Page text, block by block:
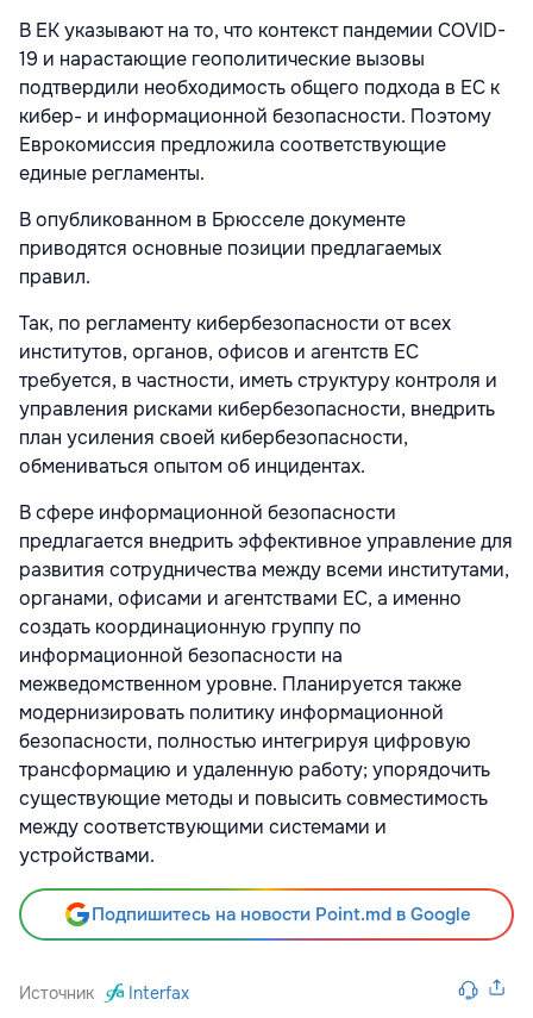
В ЕК указывают на то, что контекст пандемии COVID-
19 и нарастающие геополитические вызовы
подтвердили необходимость общего подхода в ЕС к
кибер- и информационной безопасности. Поэтому
Еврокомиссия предложила соответствующие
единые регламенты.
В опубликованном в Брюсселе документе
приводятся основные позиции предлагаемых
правил.
Так, по регламенту кибербезопасности от всех
институтов, органов, офисов и агентств ЕС
требуется, в частности, иметь структуру контроля и
управления рисками кибербезопасности, внедрить
план усиления своей кибербезопасности,
обмениваться опытом об инцидентах.
В сфере информационной безопасности
предлагается внедрить эффективное управление для
развития сотрудничества между всеми институтами,
органами, офисами и агентствами ЕС, а именно
создать координационную группу по
информационной безопасности на
межведомственном уровне. Планируется также
модернизировать политику информационной
безопасности, полностью интегрируя цифровую
трансформацию и удаленную работу; упорядочить
существующие методы и повысить совместимость
между соответствующими системами и
устройствами.
Подпишитесь на новости Point.md в Google
Источник Interfax